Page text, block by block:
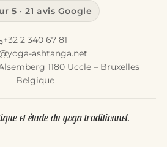
5 · 21 avis Google
+32 2 340 67 81
ashtanga.net
1180 Uccle – Bruxelles
Belgique
et étude du yoga traditionnel.